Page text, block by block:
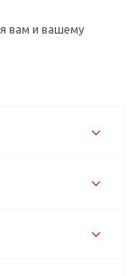
вам и вашему